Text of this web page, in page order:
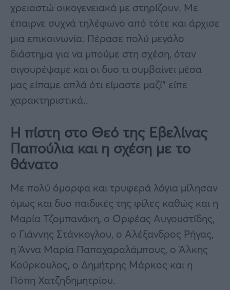
χρειαστώ οικογενειακά με στηρίζουν. Με
έπαιρνε συχνά τηλέφωνο από τότε και άρχισε
μια επικοινωνία. Πέρασε πολύ μεγάλο
διάστημα για να μπούμε στη σχέση, όταν
σιγουρέψαμε και οι δυο τι συμβαίνει μέσα
μας είπαμε απλά ότι είμαστε μαζί” είπε
χαρακτηριστικά..
Η πίστη στο Θεό της Εβελίνας
Παπούλια και η σχέση με το
θάνατο
Με πολύ όμορφα και τρυφερά λόγια μίλησαν
όμως και δυο παιδικές της φίλες καθώς και η
Μαρία Τζομπανάκη, ο Ορφέας Αυγουστίδης,
ο Γιάννης Στάνκογλου, ο Αλέξανδρος Ρήγας,
η Άννα Μαρία Παπαχαραλάμπους, ο Άλκης
Κούρκουλος, ο Δημήτρης Μάρκος και η
Πόπη Χατζηδημητρίου.